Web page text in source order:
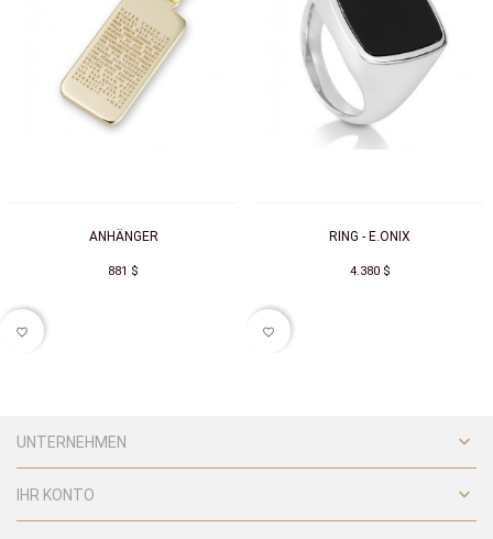
ANHÄNGER
881 $
favorite_border
RING - E.ONIX
4.380 $
favorite_border
UNTERNEHMEN 
IHR KONTO 